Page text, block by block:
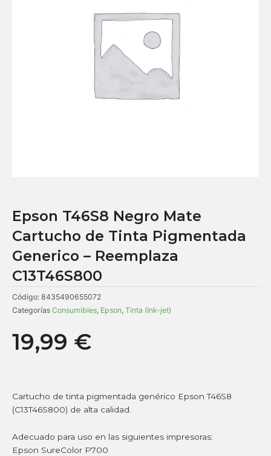
Epson T46S8 Negro Mate
Cartucho de Tinta Pigmentada
Generico – Reemplaza
C13T46S800
Código: 8435490655072
Categorías Consumibles, Epson, Tinta (Ink-jet)
19,99 €
Cartucho de tinta pigmentada genérico Epson T46S8
(C13T46S800) de alta calidad.
Adecuado para uso en las siguientes impresoras:
Epson SureColor P700